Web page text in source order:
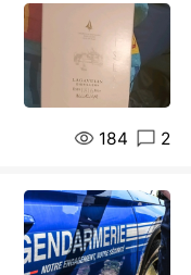
184 2